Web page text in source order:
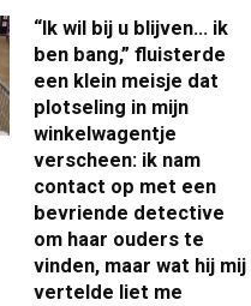
“Ik wil bij u blijven… ik
ben bang,” fluisterde
een klein meisje dat
plotseling in mijn
winkelwagentje
verscheen: ik nam
contact op met een
bevriende detective
om haar ouders te
vinden, maar wat hij mij
vertelde liet me